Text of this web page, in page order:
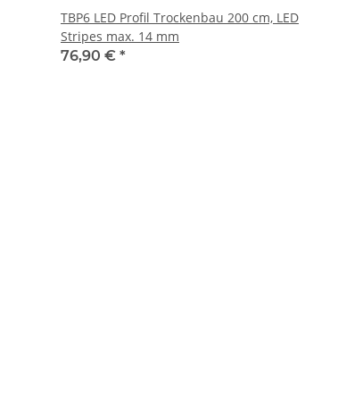
TBP6 LED Profil Trockenbau 200 cm, LED
Stripes max. 14 mm
76,90 € *